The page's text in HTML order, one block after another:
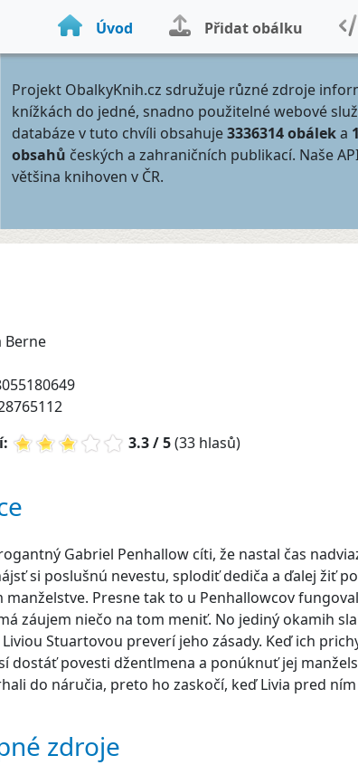
Úvod Přidat obálku
Projekt ObalkyKnih.cz sdružuje různé zdroje
knížkách do jedné, snadno použitelné webové
databáze v tuto chvíli obsahuje3336314 obáleka
obsahů českých a zahraničních publikací. Naše
většina knihoven v ČR.
Berne
3.3 / 5(33 hlasů)
Gabriel Penhallow cíti, že nastal čas
si poslušnú nevestu, splodiť dediča a ďalej žiť
Presne tak to u Penhallowcov
záujem niečo na tom meniť. No jediný okamih
Stuartovou preverí jeho zásady. Keď ich
dostáť povesti džentlmena a ponúknuť jej
do náručia, preto ho zaskočí, keď Livia pred
zdroje